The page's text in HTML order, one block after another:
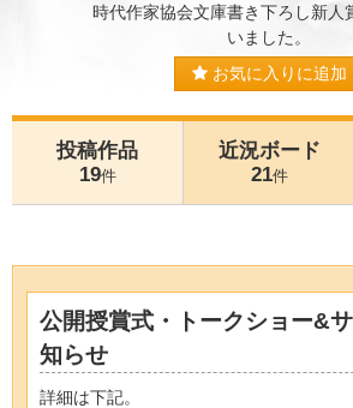
時代作家協会文庫書き下ろし新人
いました。
お気に入りに追加
投稿作品
19件
近況ボード
21件
公開授賞式・トークショー&
知らせ
詳細は下記。